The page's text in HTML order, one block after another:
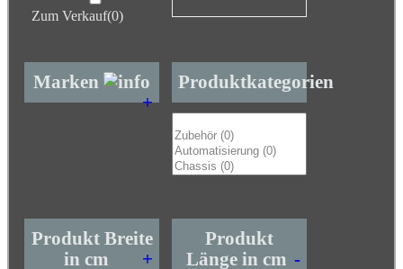
Zum Verkauf(0)
Marken
+
Produktkategorien
Produkt Breite
in cm
+
Produkt
Länge in cm -